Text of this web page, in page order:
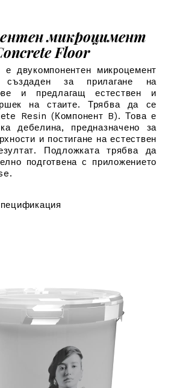
микроцимент
Floor
двукомпонентен микроцемент
за прилагане на
и предлагащ естествен и
на стаите. Трябва да се
Resin (Компонент B).Това е
дебелина, предназначено за
и постигане на естествен
Подложката трябва да
подготвена с приложението